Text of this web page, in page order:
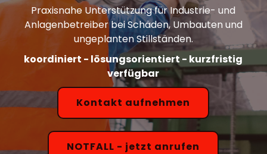
Praxisnahe Unterstützung für Industrie- und
Anlagenbetreiber bei Schäden, Umbauten und
ungeplanten Stillständen.
koordiniert - lösungsorientiert - kurzfristig
verfügbar
Kontakt aufnehmen
NOTFALL - jetzt anrufen